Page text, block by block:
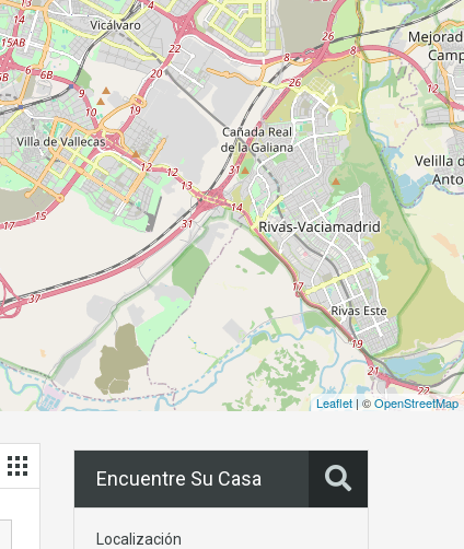
Leaflet | ©OpenStreetMap
Encuentre Su Casa
Localización